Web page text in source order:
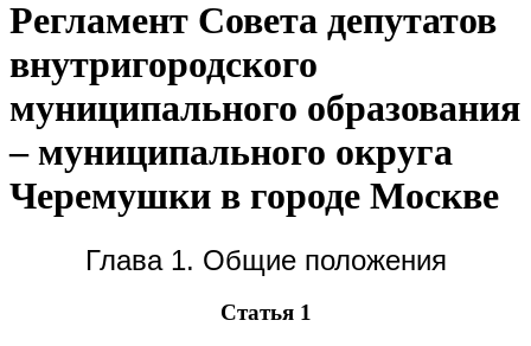
Регламент Совета депутатов
внутригородского
муниципального образования
– муниципального округа
Черемушки в городе Москве
Глава 1. Общие положения
Статья 1